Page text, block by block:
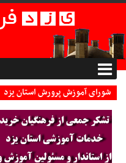
شورای آموزش پرورش استان یزد